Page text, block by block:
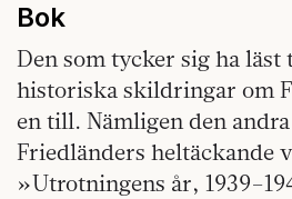
Bok
Den som tycker sig ha
historiska skildringar om
en till. Nämligen den
Friedländers heltäckande
»Utrotningens år,